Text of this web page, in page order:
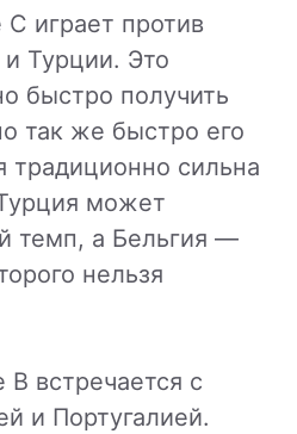
играет против
Турции. Это
быстро получить
так же быстро его
традиционно сильна
может
темп, а Бельгия —
нельзя
B встречается с
и Португалией.